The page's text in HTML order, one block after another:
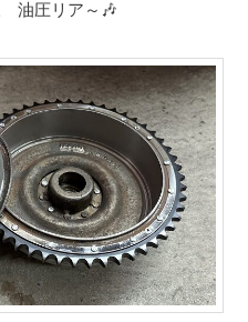
油圧リア～🎶